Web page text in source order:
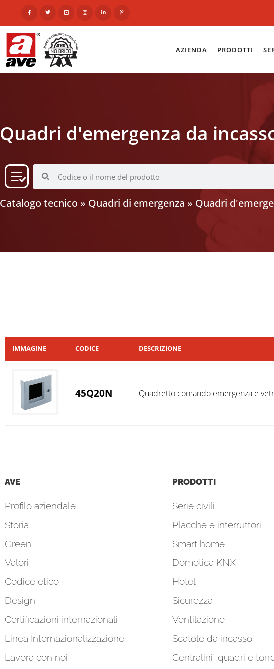
AZIENDA PRODOTTI
Quadri d'emergenza da
Catalogo tecnico » Quadri di emergenza » Quadri
IMMAGINE CODICE DESCRIZIONE
45Q20N Quadretto comando emergenza e
AVE
Profilo aziendale
Storia
Green
Valori
Codice etico
Design
Certificazioni internazionali
Linea Internazionalizzazione
Lavora con noi
PRODOTTI
Serie civili
Placche e interruttori
Smart home
Domotica KNX
Hotel
Sicurezza
Ventilazione
Scatole da incasso
Centralini, quadri e